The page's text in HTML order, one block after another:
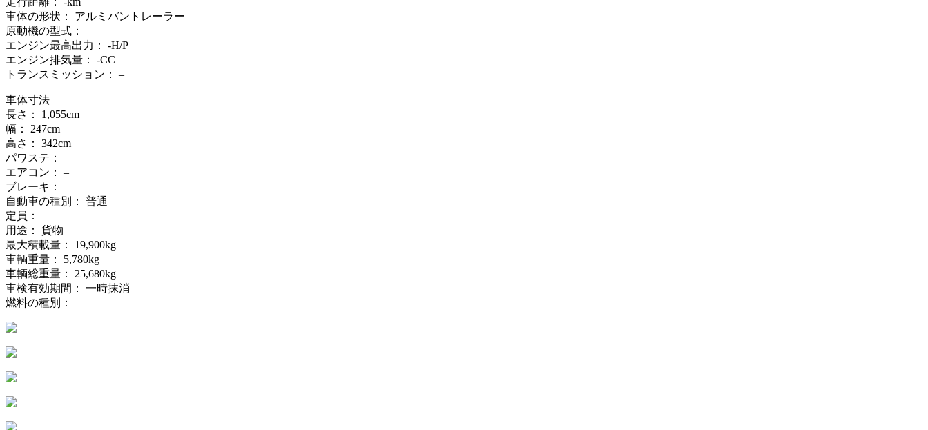
車体の形状： アルミバントレーラー
原動機の型式： –
エンジン最高出力： -H/P
エンジン排気量： -CC
トランスミッション： –
車体寸法
長さ： 1,055cm
幅： 247cm
高さ： 342cm
パワステ： –
エアコン： –
ブレーキ： –
自動車の種別： 普通
定員： –
用途： 貨物
最大積載量： 19,900kg
車輌重量： 5,780kg
車輌総重量： 25,680kg
車検有効期間： 一時抹消
燃料の種別： –